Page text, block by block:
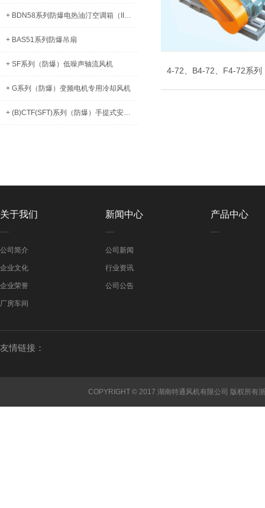
+ BDN58系列防爆电热油汀空调箱（IIB）
+ BAS51系列防爆吊扇
+ SF系列（防爆）低噪声轴流风机
+ G系列（防爆）变频电机专用冷却风机
+ (B)CTF(SFT)系列（防爆）手提式安全轴流式通风机
关于我们
公司简介
企业文化
企业荣誉
厂房车间
新闻中心
公司新闻
行业资讯
公司公告
产品中心
友情链接：
COPYRIGHT © 2017 湖南特通风机有限公司 版权所有